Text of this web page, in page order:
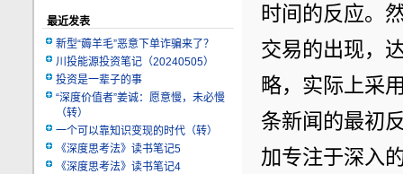
最近发表
新型“薅羊毛”恶意下单诈骗来了？
川投能源投资笔记（20240505）
投资是一辈子的事
“深度价值者”姜诚：愿意慢，未必慢
（转）
一个可以靠知识变现的时代（转）
《深度思考法》读书笔记5
《深度思考法》读书笔记4
时间的反应。
交易的出现，
略，实际上采
条新闻的最初
加专注于深入